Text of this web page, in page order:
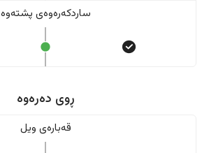
ساردکەرەوەی پشتەوە
ڕوی دەرەوە
قەبارەی ویل